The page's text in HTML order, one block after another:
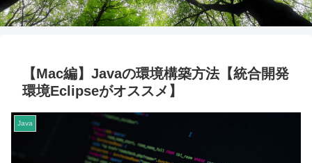
【Mac編】Javaの環境構築方法【統合開発
環境Eclipseがオススメ】
Java